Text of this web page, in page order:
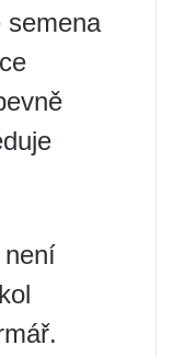
semena
není